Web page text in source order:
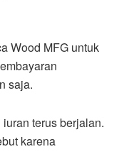
Wood MFG untuk
saja.
terus berjalan.
karena